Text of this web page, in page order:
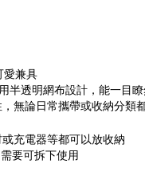
愛兼具
半透明網布設計，能一目
無論日常攜帶或收納分類
充電器等都可以放收納
要可拆下使用